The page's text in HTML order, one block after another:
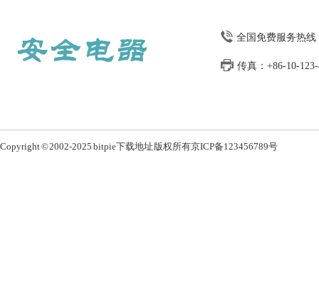
全国免费服务热线
传真：+86-10-
Copyright © 2002-2025 bitpie下载地址 版权所有京ICP备123456789号